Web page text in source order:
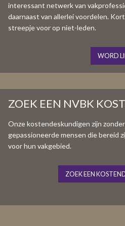
interessant netwerk van
daarnaast van allerlei voordelen.
streepje voor op niet-leden.
WORD
ZOEK EEN NVBK
Onze kostendeskundigen zijn
gepassioneerde mensen die bereid
voor hun vakgebied.
ZOEK EEN